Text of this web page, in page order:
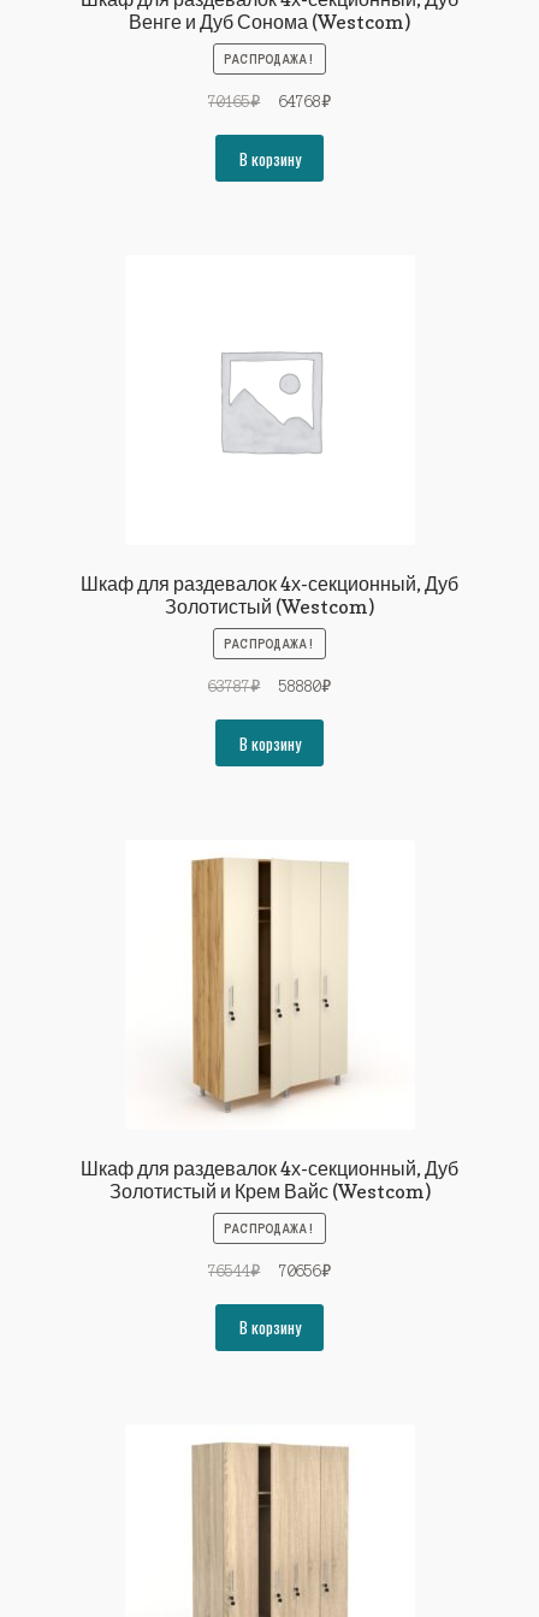
Венге и Дуб Сонома (Westcom)
РАСПРОДАЖА!
70165₽
Первоначальная
составляла
70165₽.
64768₽Текущая
В корзину
Шкаф для раздевалок 4х-секционный, Дуб
Золотистый (Westcom)
РАСПРОДАЖА!
63787₽
Первоначальная
составляла
63787₽.
58880₽Текущая
В корзину
Шкаф для раздевалок 4х-секционный, Дуб
Золотистый и Крем Вайс (Westcom)
РАСПРОДАЖА!
76544₽
Первоначальная
составляла
76544₽.
70656₽Текущая
В корзину